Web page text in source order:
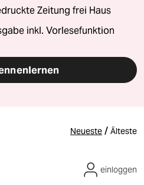
Zeitung frei Haus
inkl. Vorlesefunktion
Neueste / Älteste
einloggen